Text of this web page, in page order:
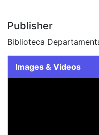
Publisher
Biblioteca
Images & Videos